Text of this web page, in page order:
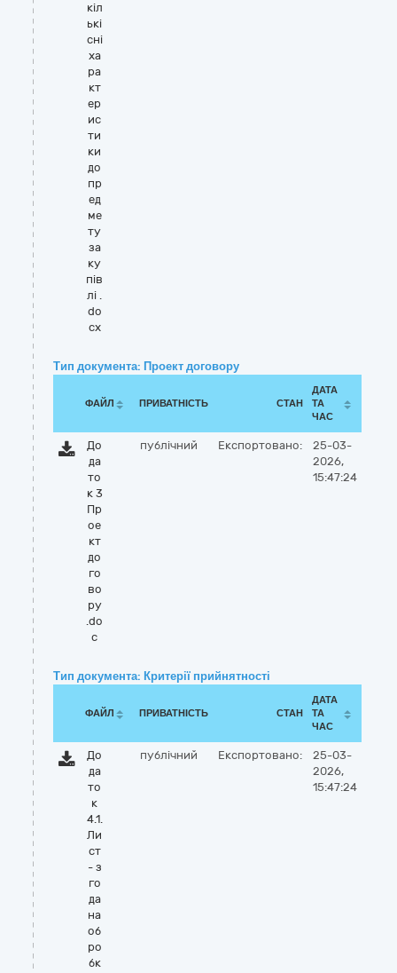
кіл
ькі
сні
ха
ра
кт
ер
ис
ти
ки
до
пр
ед
ме
ту
за
ку
пів
лі .
do
cx
Тип документа: Проект договору
ФАЙЛ ПРИВАТНІСТЬ СТАН
ДАТА
ТА
ЧАС
До
да
то
к 3
Пр
ое
кт
до
го
во
ру
.do
c
публічний Експортовано:
25-03-
2026,
15:47:24
Тип документа: Критерії прийнятності
ФАЙЛ ПРИВАТНІСТЬ СТАН
ДАТА
ТА
ЧАС
До
да
то
к
4.1.
Ли
ст
- з
го
да
на
об
ро
бк
публічний Експортовано:
25-03-
2026,
15:47:24